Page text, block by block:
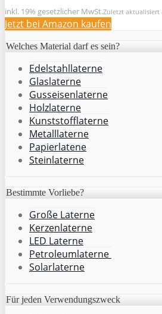
inkl. 19% gesetzlicher MwSt.Zuletzt aktualisiert
Jetzt bei Amazon kaufen
Welches Material darf es sein?
Edelstahllaterne
Glaslaterne
Gusseisenlaterne
Holzlaterne
Kunststofflaterne
Metalllaterne
Papierlatene
Steinlaterne
Bestimmte Vorliebe?
Große Laterne
Kerzenlaterne
LED Laterne
Petroleumlaterne
Solarlaterne
Für jeden Verwendungszweck